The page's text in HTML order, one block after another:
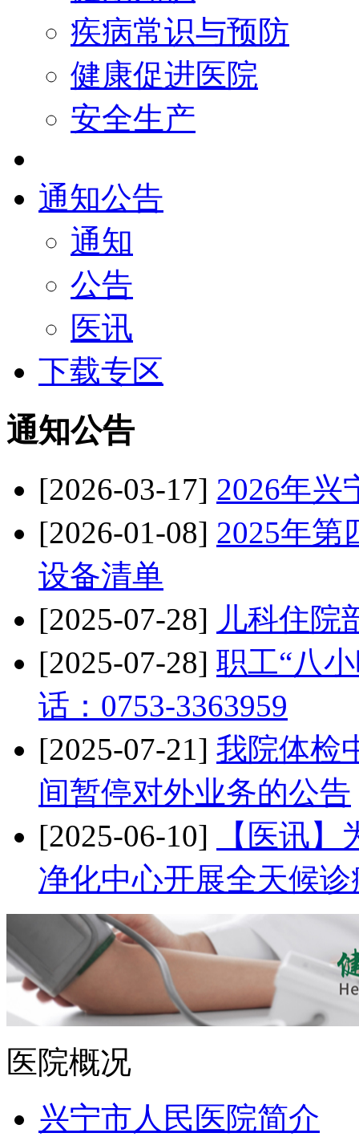
疾病常识与预防
健康促进医院
安全生产
通知公告
通知
公告
医讯
下载专区
通知公告
[2026-03-17] 2026年兴
[2026-01-08] 2025年第
设备清单
[2025-07-28] 儿科住院
[2025-07-28] 职工“八
话：0753-3363959
[2025-07-21] 我院体检
间暂停对外业务的公告
[2025-06-10]
【医讯
净化中心开展全天候
医院概况
兴宁市人民医院简介